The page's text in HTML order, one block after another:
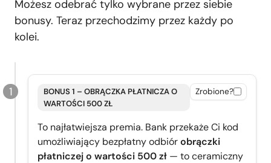
Możesz odebrać tylko wybrane przez siebie
bonusy. Teraz przechodzimy przez każdy po
kolei.
BONUS 1 – OBRĄCZKA PŁATNICZA O
WARTOŚCI 500 ZŁ
Zrobione?
To najłatwiejsza premia. Bank przekaże Ci kod
umożliwiający bezpłatny odbiórobrączki
płatniczej o wartości 500 zł — to ceramiczny